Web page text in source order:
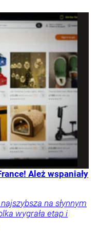
Ależ wspaniały
na słynnym
wygrała etap i